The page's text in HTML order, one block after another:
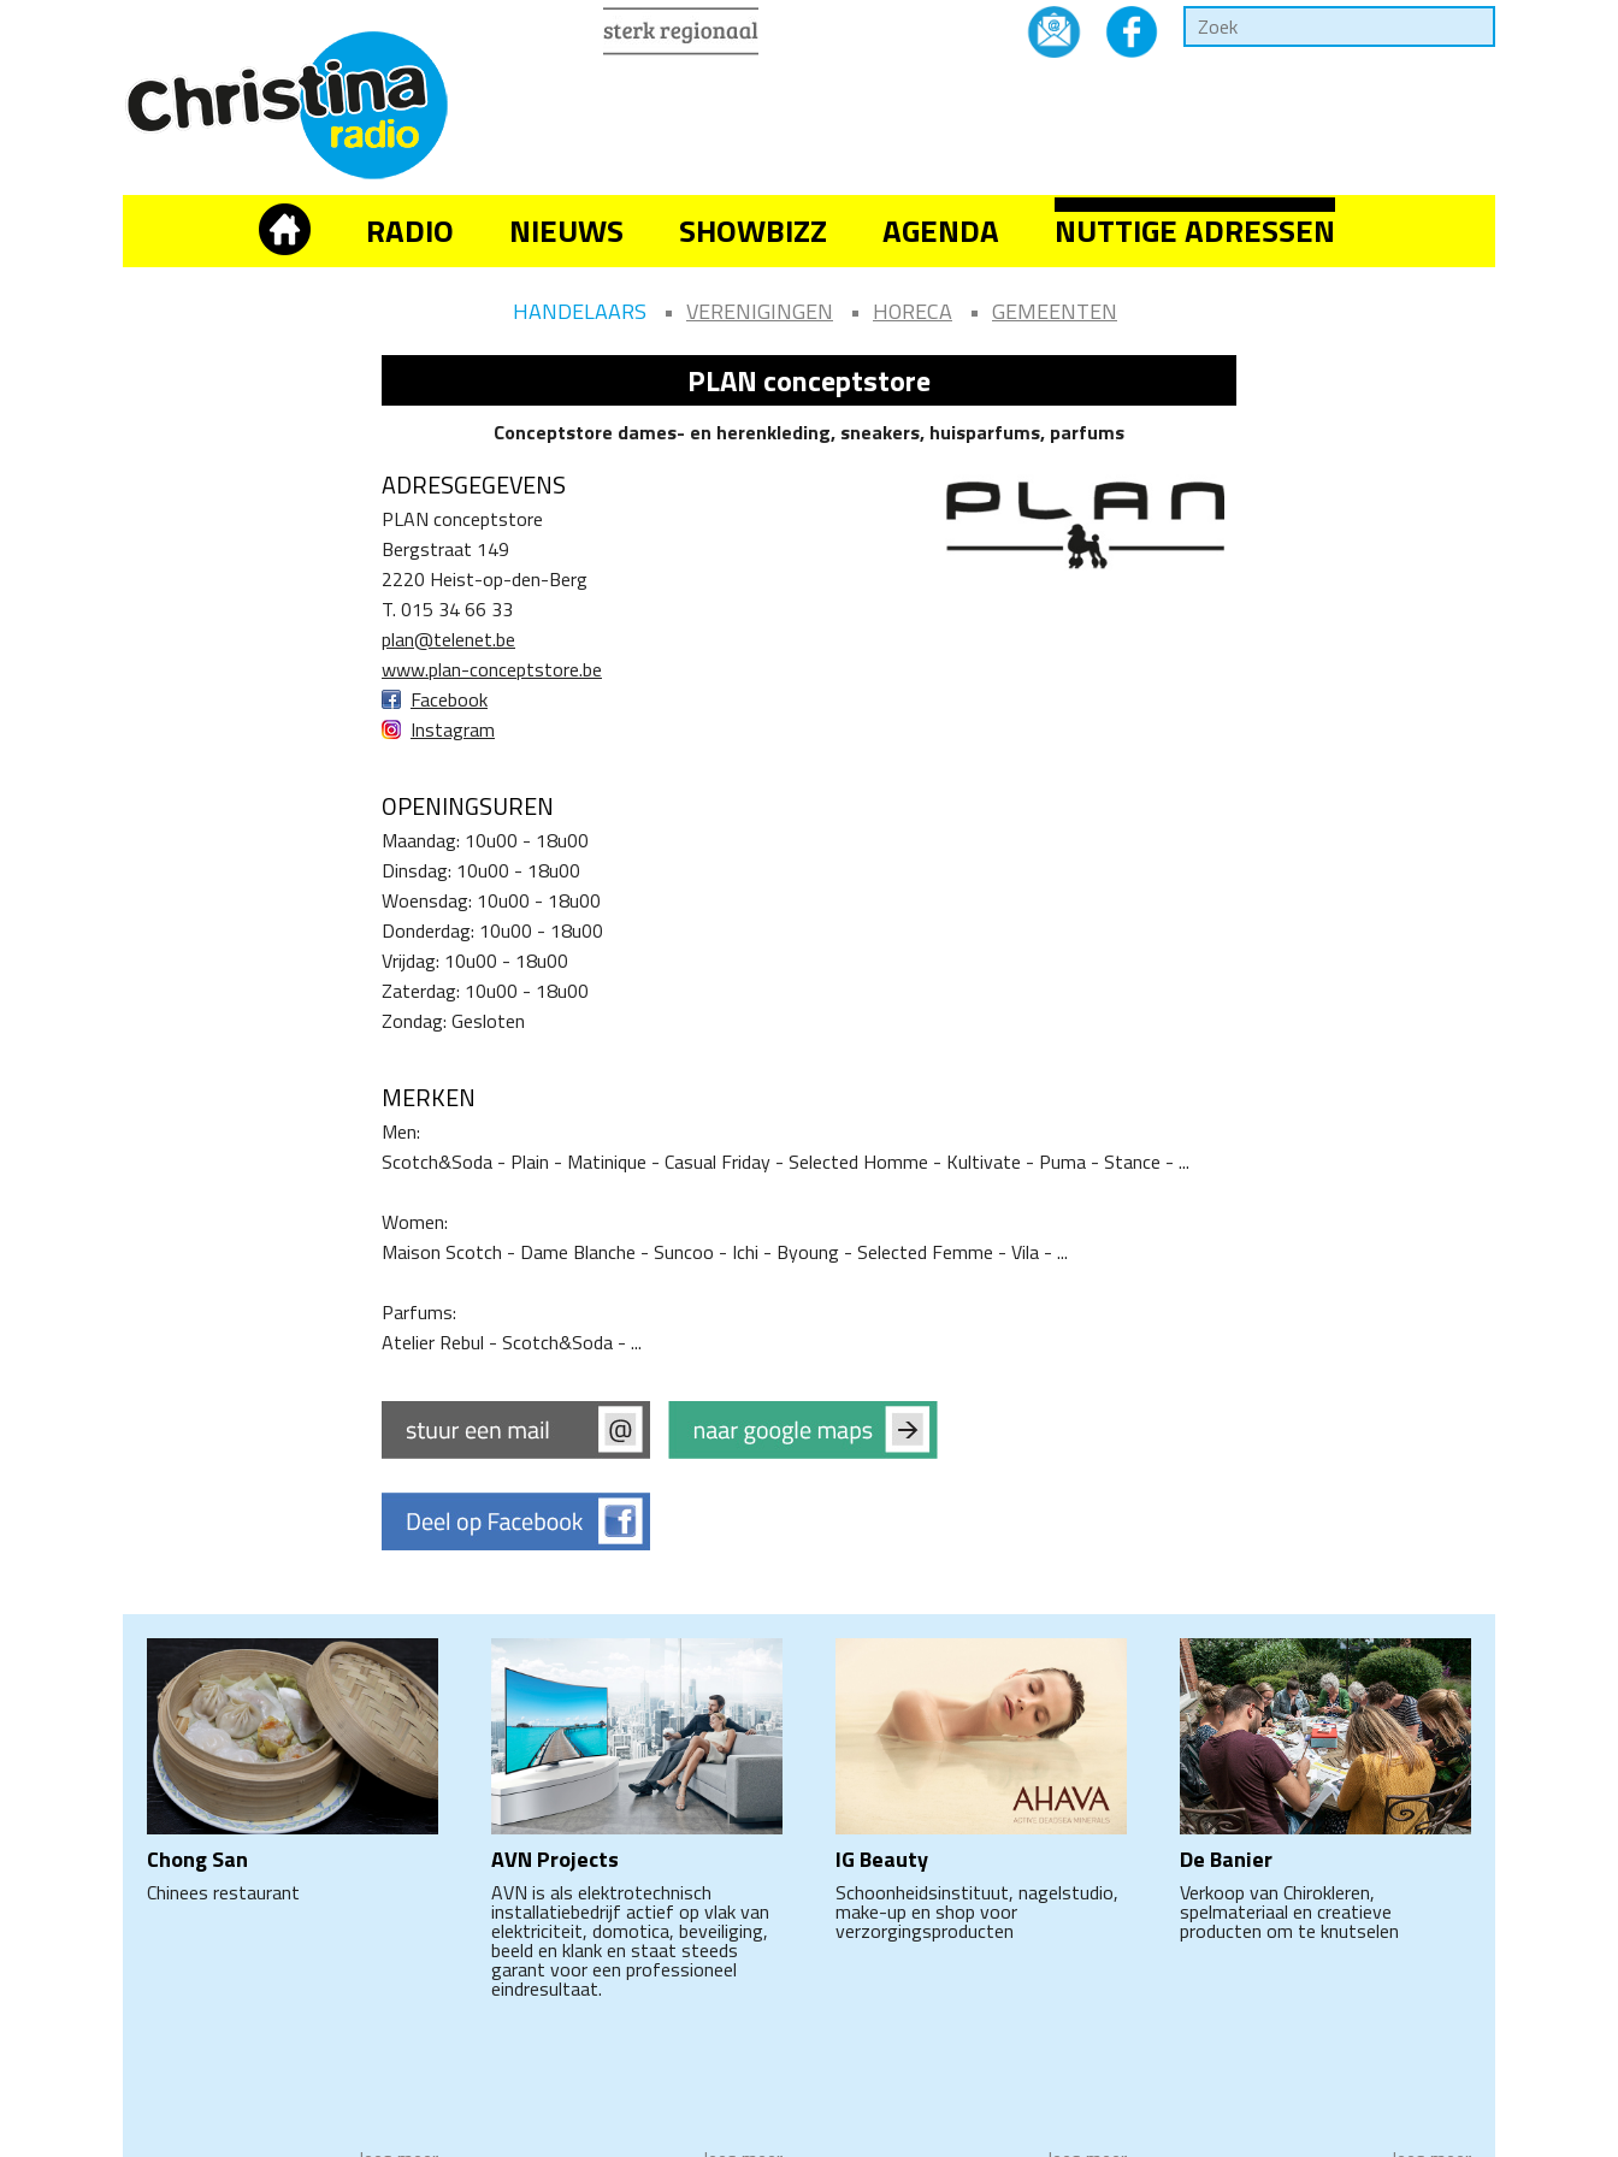
RADIO NIEUWS SHOWBIZZ AGENDA NUTTIGE ADRESSEN
HANDELAARS VERENIGINGEN HORECA GEMEENTEN
PLAN conceptstore
Conceptstore dames- en herenkleding, sneakers, huisparfums, parfums
ADRESGEGEVENS
PLAN conceptstore
Bergstraat 149
2220 Heist-op-den-Berg
T. 015 34 66 33
plan@telenet.be
www.plan-conceptstore.be
Facebook
Instagram
OPENINGSUREN
Maandag: 10u00 - 18u00
Dinsdag: 10u00 - 18u00
Woensdag: 10u00 - 18u00
Donderdag: 10u00 - 18u00
Vrijdag: 10u00 - 18u00
Zaterdag: 10u00 - 18u00
Zondag: Gesloten
MERKEN
Men:
Scotch&Soda - Plain - Matinique - Casual Friday - Selected Homme - Kultivate - Puma - Stance - ...
Women:
Maison Scotch - Dame Blanche - Suncoo - Ichi - Byoung - Selected Femme - Vila - ...
Parfums:
Atelier Rebul - Scotch&Soda - ...
Chong San
Chinees restaurant
AVN Projects
AVN is als elektrotechnisch
installatiebedrijf actief op vlak van
elektriciteit, domotica, beveiliging,
beeld en klank en staat steeds
garant voor een professioneel
eindresultaat.
IG Beauty
Schoonheidsinstituut, nagelstudio,
make-up en shop voor
verzorgingsproducten
De Banier
Verkoop van Chirokleren,
spelmateriaal en creatieve
producten om te knutselen